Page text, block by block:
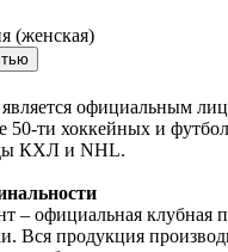
(женская)
официальным
50-ти хоккейных и
КХЛ и NHL.
– официальная
Вся продукция